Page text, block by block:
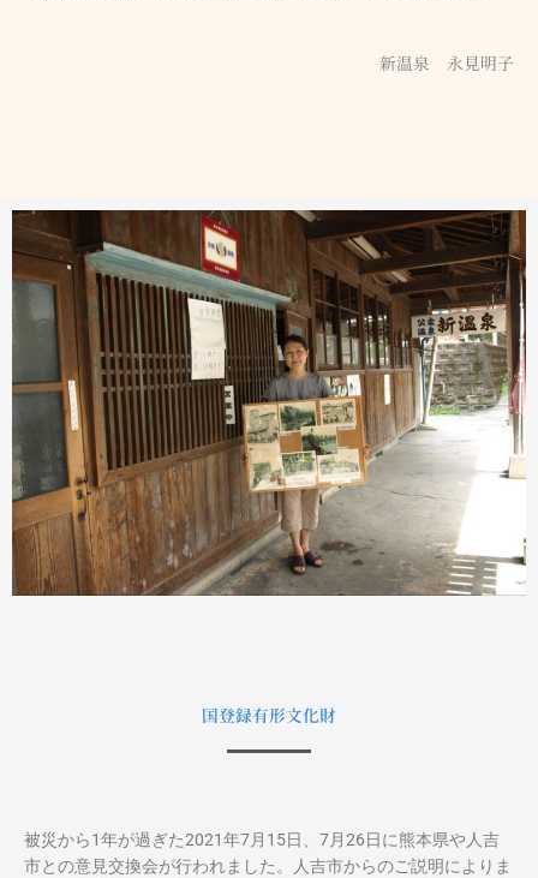
新温泉 永見明子
国登録有形文化財
被災から1年が過ぎた2021年7月15日、7月26日に熊本県や人吉
市との意見交換会が行われました。人吉市からのご説明によりま